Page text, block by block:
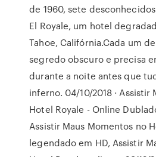
de 1960, sete
El Royale, um hotel
Tahoe, Califórnia.Cada um
segredo obscuro e precisa
durante a noite antes que
inferno. 04/10/2018 · Assistir
Hotel Royale - Online
Assistir Maus Momentos no
legendado em HD, Assistir